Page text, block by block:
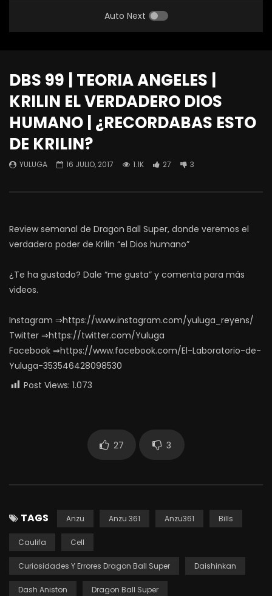
Auto Next
DBS 99 | TEORIA ANGELES |
KRILIN EL VERDADERO DIOS
HUMANO | ¿RECORDABAS ESTO
DE KRILIN?
YULUGA 16 JULIO, 2017 1.1K 27 3
Review semanal de Dragon Ball Super, donde veremos el
verdadero poder de Krilin “el Dios humano”
¿Te ha gustado? Dale “me gusta” y comenta para más
videos.
Instagram ⇒https://www.instagram.com/yuluga_reyens/
Twitter ⇒https://twitter.com/Yuluga
Facebook ⇒https://www.facebook.com/El-Laboratorio-de-
Yuluga-353546428098530
Post Views: 1.073
27 3
TAGS Anzu Anzu 361 Anzu361 Bills
Caulifa Cell
Curiosidades Y Errores Dragon Ball Super Daishinkan
Dash Aniston Dragon Ball Super